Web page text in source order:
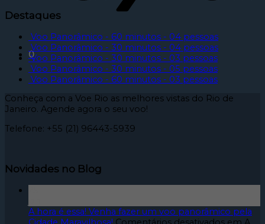
0
Destaques
Voo Panorâmico - 60 minutos - 04 pessoas
Voo Panorâmico - 30 minutos - 04 pessoas
Voo Panorâmico - 30 minutos - 03 pessoas
Voo Panorâmico - 30 minutos - 05 pessoas
Voo Panorâmico - 60 minutos - 03 pessoas
Conheça com a Voe Rio as melhores vistas do Rio de
Janeiro. Agende agora o seu voo!
Telefone: +55 (21) 96443-5939
Novidades no Blog
A hora é essa! Venha fazer um voo panorâmico pela